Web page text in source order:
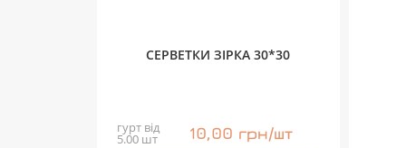
CEPВЕТКИ ЗІРКА 30*30
гурт від
5.00 шт 10,00 грн/шт